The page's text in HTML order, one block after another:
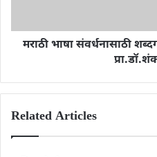
मराठी भाषा संवर्धनासाठी
Related Articles